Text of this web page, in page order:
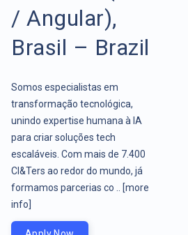
/ Angular),
Brasil – Brazil
Somos especialistas em
transformação tecnológica,
unindo expertise humana à IA
para criar soluções tech
escaláveis. Com mais de 7.400
CI&Ters ao redor do mundo, já
formamos parcerias co ..
[more
info]